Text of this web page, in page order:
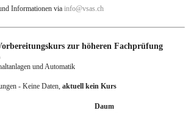
Informationen via info@vsas.ch
zur höheren Fachprüfung
und Automatik
- Keine Daten, aktuell kein Kurs
Daum